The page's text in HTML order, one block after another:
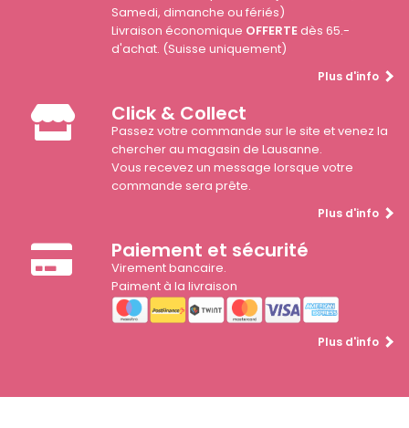
Samedi, dimanche ou fériés)
Livraison économique OFFERTEdès 65.-
d'achat. (Suisse uniquement)
Plus d'info
Click & Collect
Passez votre commande sur le site et venez la
chercher au magasin de Lausanne.
Vous recevez un message lorsque votre
commande sera prête.
Plus d'info
Paiement et sécurité
Virement bancaire.
Paiment à la livraison
Plus d'info